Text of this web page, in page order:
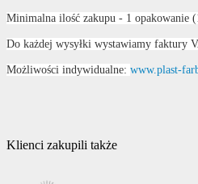
Minimalna ilość zakupu - 1 opakowanie
Do każdej wysyłki wystawiamy faktury
Możliwości indywidualne: www.plast-
Klienci zakupili także